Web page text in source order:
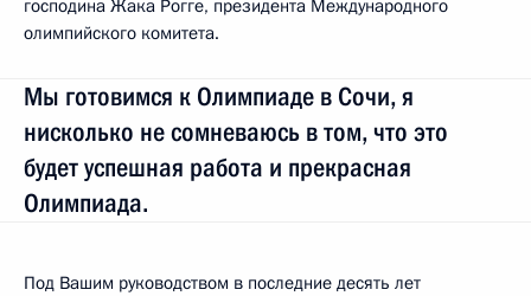
господина Жака Рогге, президента Международного
олимпийского комитета.
Мы готовимся к Олимпиаде в Сочи, я
нисколько не сомневаюсь в том, что это
будет успешная работа и прекрасная
Олимпиада.
Под Вашим руководством в последние десять лет